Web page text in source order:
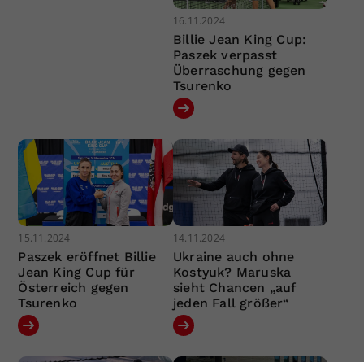
16.11.2024
Billie Jean King Cup:
Paszek verpasst
Überraschung gegen
Tsurenko
15.11.2024
Paszek eröffnet Billie
Jean King Cup für
Österreich gegen
Tsurenko
14.11.2024
Ukraine auch ohne
Kostyuk? Maruska
sieht Chancen „auf
jeden Fall größer“